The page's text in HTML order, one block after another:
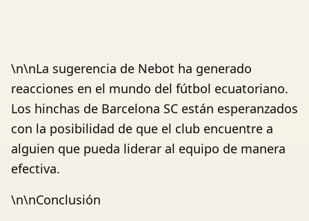
\n\nLa sugerencia de Nebot ha generado
reacciones en el mundo del fútbol ecuatoriano.
Los hinchas de Barcelona SC están esperanzados
con la posibilidad de que el club encuentre a
alguien que pueda liderar al equipo de manera
efectiva.
\n\nConclusión